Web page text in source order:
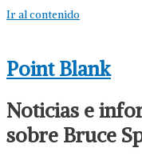
Ir al contenido
Point Blank
Noticias e
sobre Bruce